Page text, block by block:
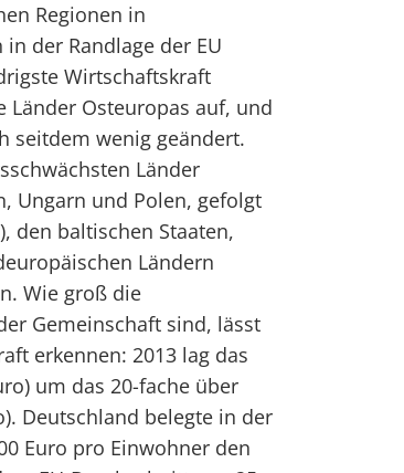
Regionen in
der Randlage der EU
Wirtschaftskraft
Länder Osteuropas auf, und
seitdem wenig geändert.
Länder
Ungarn und Polen, gefolgt
den baltischen Staaten,
Ländern
Wie groß die
Gemeinschaft sind, lässt
erkennen: 2013 lag das
um das 20-fache über
Deutschland belegte in der
Euro pro Einwohner den